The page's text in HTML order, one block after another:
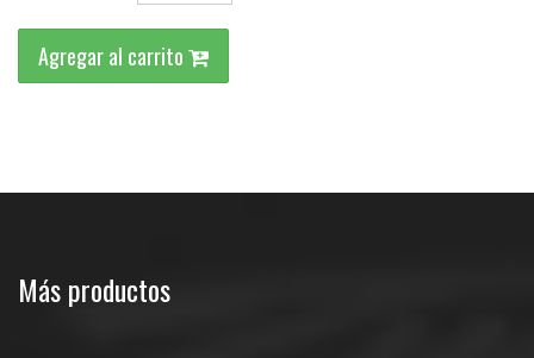
Agregar al carrito
Más productos